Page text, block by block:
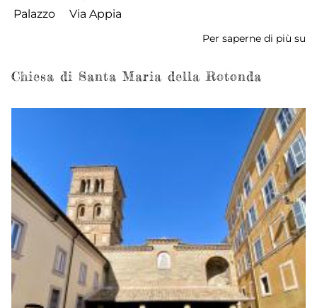
Palazzo
Via Appia
Per saperne di più su
Chiesa di Santa Maria della Rotonda